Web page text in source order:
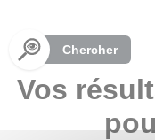
Chercher
Vos